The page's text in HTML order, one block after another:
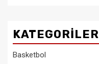
KATEGORILER
Basketbol